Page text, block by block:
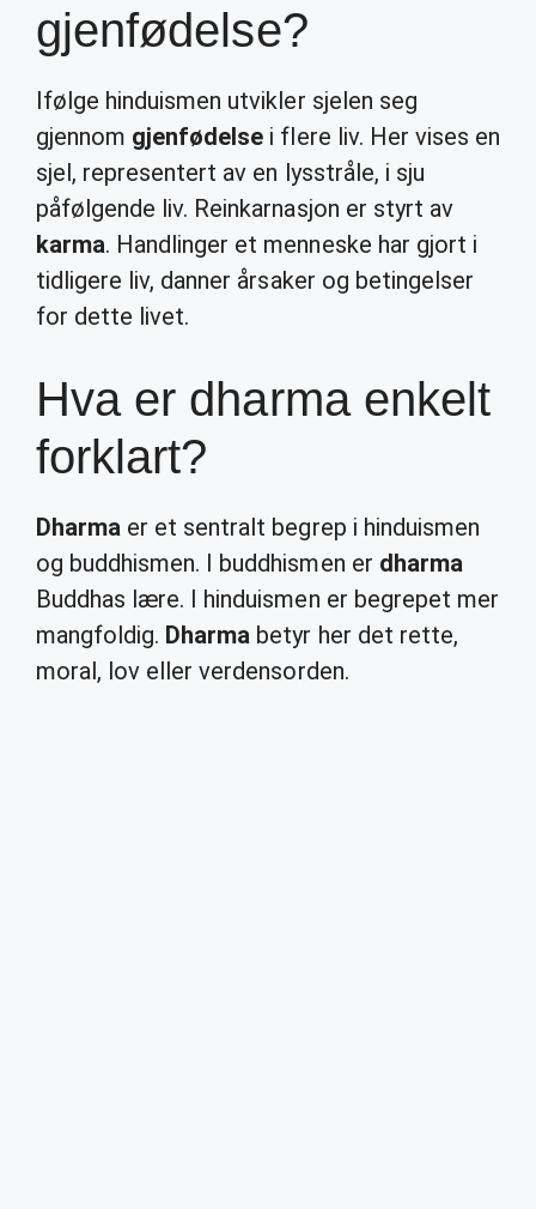
gjenfødelse?
Ifølge hinduismen utvikler sjelen seg
gjennom gjenfødelse i flere liv. Her vises en
sjel, representert av en lysstråle, i sju
påfølgende liv. Reinkarnasjon er styrt av
karma. Handlinger et menneske har gjort i
tidligere liv, danner årsaker og betingelser
for dette livet.
Hva er dharma enkelt
forklart?
Dharma er et sentralt begrep i hinduismen
og buddhismen. I buddhismen er dharma
Buddhas lære. I hinduismen er begrepet mer
mangfoldig. Dharma betyr her det rette,
moral, lov eller verdensorden.